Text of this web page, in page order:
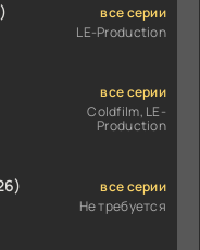
все серии
LE-Production
все серии
Coldfilm, LE-
Production
все серии
Не требуется